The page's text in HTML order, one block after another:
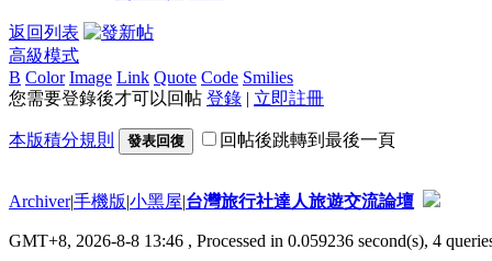
返回列表
高級模式
B Color Image Link Quote Code Smilies
您需要登錄後才可以回帖 登錄 | 立即註冊
本版積分規則 發表回復 回帖後跳轉到最後一頁
Archiver|手機版|小黑屋|台灣旅行社達人旅遊交流論壇
GMT+8, 2026-8-8 13:46 , Processed in 0.059236 second(s), 4